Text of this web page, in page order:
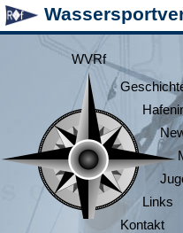
WVRf
Links
Kontakt